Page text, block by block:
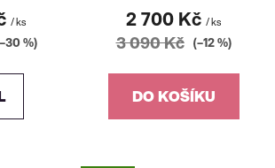
/ ks
%)
2 700 Kč / ks
3 090 Kč (–12 %)
DO KOŠÍKU